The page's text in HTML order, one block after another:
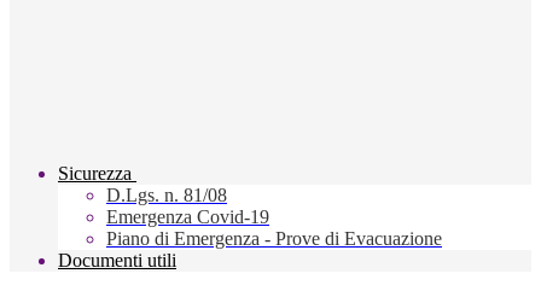
Sicurezza
D.Lgs. n. 81/08
Emergenza Covid-19
Piano di Emergenza - Prove di Evacuazione
Documenti utili